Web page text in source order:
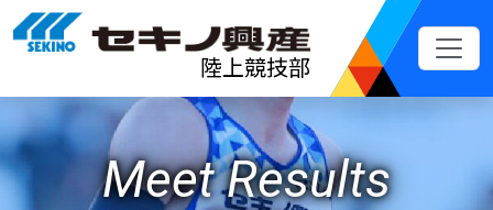
メインコンテンツへスキップ
陸上競技部
Meet Results